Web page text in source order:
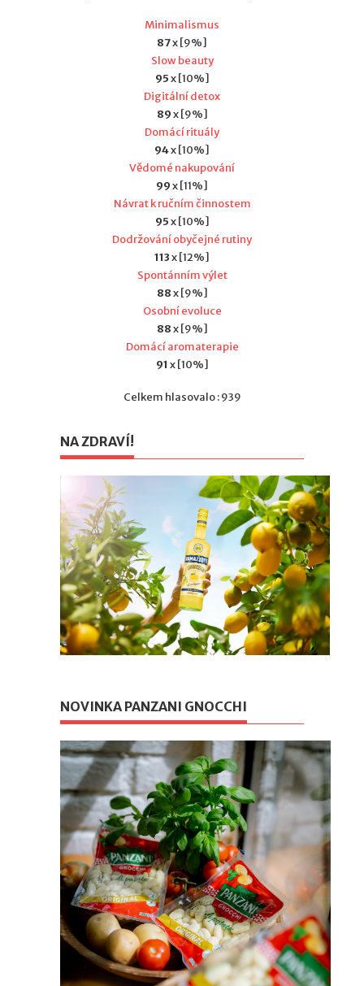
Minimalismus
87x [9%]
Slow beauty
95x [10%]
Digitální detox
89x [9%]
Domácí rituály
94x [10%]
Vědomé nakupování
99x [11%]
Návrat k ručním činnostem
95x [10%]
Dodržování obyčejné rutiny
113x [12%]
Spontánním výlet
88x [9%]
Osobní evoluce
88x [9%]
Domácí aromaterapie
91 x [10%]
Celkem hlasovalo : 939
NA ZDRAVÍ!
NOVINKA PANZANI GNOCCHI